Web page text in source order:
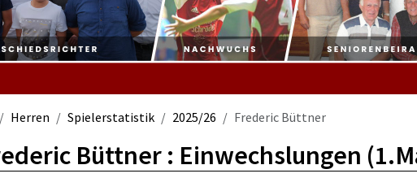
Herren Spielerstatistik 2025/26 Frederic Büttner
Büttner : Einwechslungen